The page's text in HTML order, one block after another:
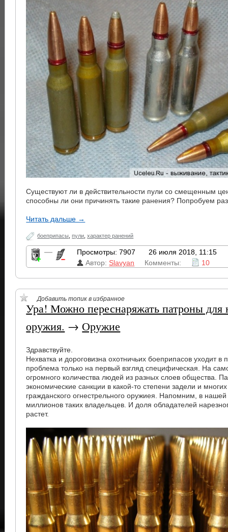
Существуют ли в действительности пули со смещенным
способны ли они причинять такие ранения? Попробуем
Читать дальше →
боеприпасы ,пули ,характер ранений
— Просмотры: 7907
26 июля 2018, 11:15
Автор: Slavyan Комменты: 10
Добавить топик в избранное
Ура! Можно переснаряжать патроны для
оружия. → Оружие
Здравствуйте.
Нехватка и дороговизна охотничьих боеприпасов уходит в
проблема только на первый взгляд специфическая. На
огромного количества людей из разных слоев общества.
экономические санкции в какой-то степени задели и
гражданского огнестрельного оружиея. Напомним, в
миллионов таких владельцев. И доля обладателей
растет.